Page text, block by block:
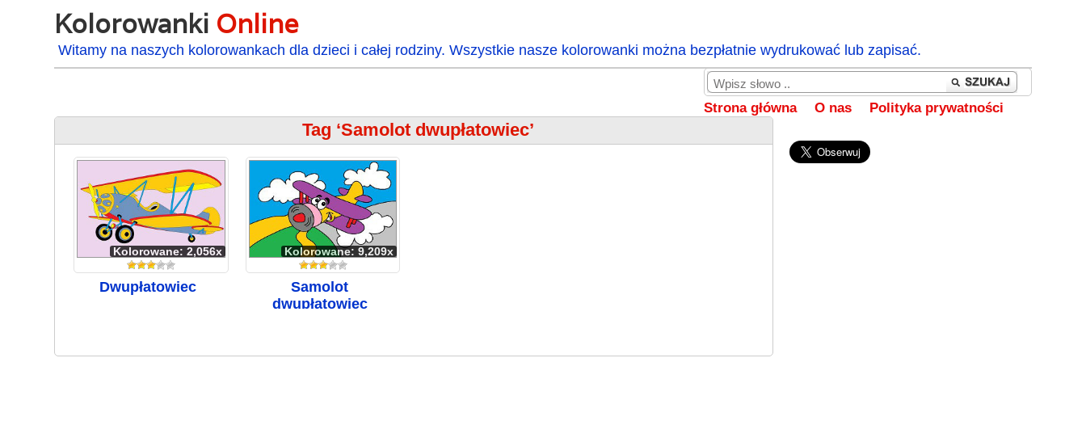
Kolorowanki Online
Witamy na naszych kolorowankach dla dzieci i całej rodziny. Wszystkie nasze kolorowanki można bezpłatnie wydrukować lub zapisać.
Strona główna O nas Polityka prywatności
Tag ‘Samolot dwupłatowiec’
Kolorowane: 2,056x
Dwupłatowiec
Kolorowane: 9,209x
Samolot
dwupłatowiec